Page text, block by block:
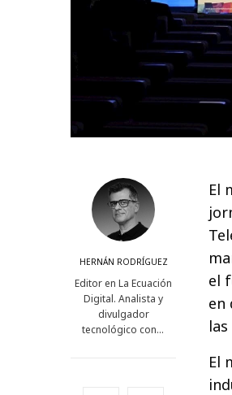
HERNÁN RODRÍGUEZ
Editor en La Ecuación
Digital. Analista y
divulgador
tecnológico con…
El
el
en
El